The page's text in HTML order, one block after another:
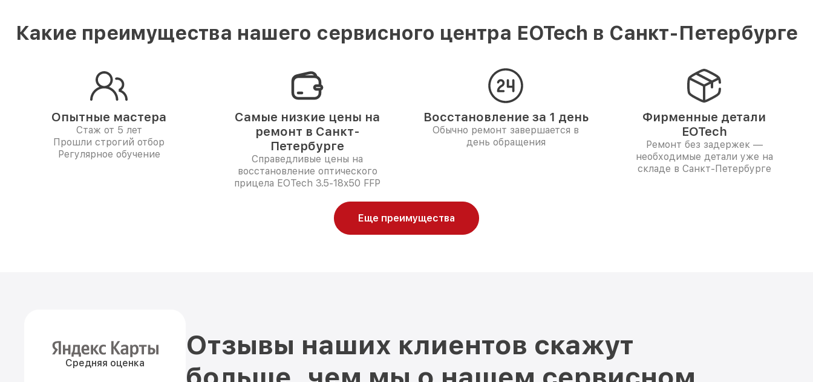
Какие преимущества нашего сервисного центра EOTech в Санкт-Петербурге
Опытные мастера
Стаж от 5 лет
Прошли строгий отбор
Регулярное обучение
Самые низкие цены на
ремонт в Санкт-
Петербурге
Справедливые цены на
восстановление оптического
прицела EOTech 3.5-18x50 FFP
Восстановление за 1 день
Обычно ремонт завершается в
день обращения
Фирменные детали
EOTech
Ремонт без задержек —
необходимые детали уже на
складе в Санкт-Петербурге
Еще преимущества
Средняя оценка
Отзывы наших клиентов скажут